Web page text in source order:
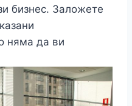
бизнес. Заложете
няма да ви